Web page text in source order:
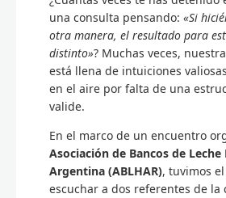
una consulta pensando: «Si
otra manera, el resultado para
distinto»? Muchas veces,
está llena de intuiciones
en el aire por falta de una
valide.
En el marco de un encuentro
Asociación de Bancos de
Argentina (ABLHAR), tuvimos
escuchar a dos referentes de la